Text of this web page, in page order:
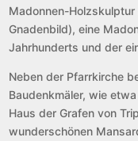
Madonnen-
Gnadenbild), eine
Jahrhunderts und der
Neben der Pfarrkirche
Baudenkmäler, wie
Haus der Grafen von
wunderschönen